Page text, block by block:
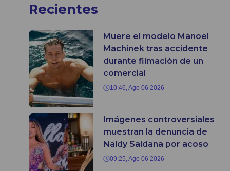
Recientes
Muere el modelo Manoel
Machinek tras accidente
durante filmación de un
comercial
10:46, Ago 06 2026
Imágenes controversiales
muestran la denuncia de
Naldy Saldaña por acoso
09:25, Ago 06 2026